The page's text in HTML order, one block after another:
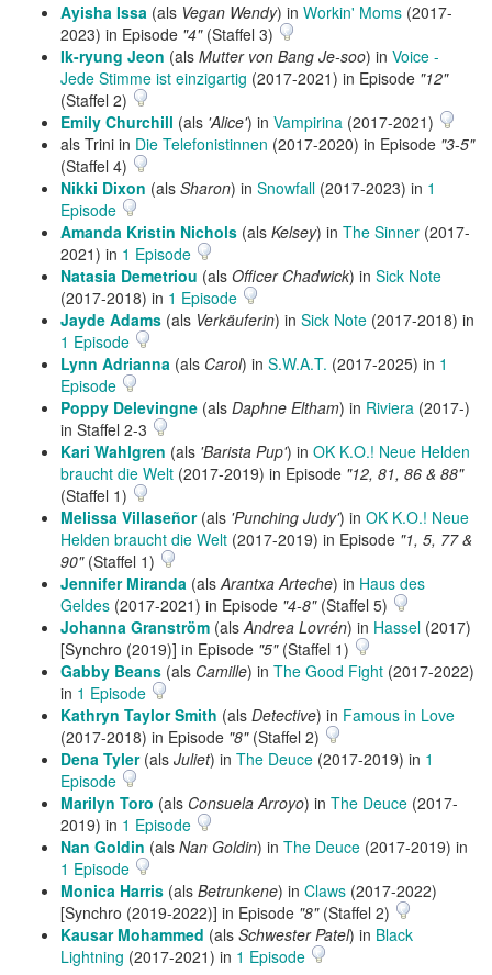
Ayisha Issa (als Vegan Wendy) in Workin' Moms (2017-
2023) in Episode "4"(Staffel 3)
Ik-ryung Jeon (als Mutter von Bang Je-soo) in Voice -
Jede Stimme ist einzigartig (2017-2021) in Episode "12"
(Staffel 2)
Emily Churchill (als 'Alice') in Vampirina (2017-2021)
als Trini in Die Telefonistinnen (2017-2020) in Episode "3-5"
(Staffel 4)
Nikki Dixon (als Sharon) in Snowfall (2017-2023) in 1
Episode
Amanda Kristin Nichols (als Kelsey) in The Sinner (2017-
2021) in 1 Episode
Natasia Demetriou (als Officer Chadwick) in Sick Note
(2017-2018) in 1 Episode
Jayde Adams (als Verkäuferin) in Sick Note (2017-2018) in
1 Episode
Lynn Adrianna (als Carol) in S.W.A.T. (2017-2025) in 1
Episode
Poppy Delevingne (als Daphne Eltham) in Riviera (2017-)
in Staffel 2-3
Kari Wahlgren (als 'Barista Pup') in OK K.O.! Neue Helden
braucht die Welt (2017-2019) in Episode "12, 81, 86 & 88"
(Staffel 1)
Melissa Villaseñor(als 'Punching Judy') in OK K.O.! Neue
Helden braucht die Welt (2017-2019) in Episode "1, 5, 77 &
90"(Staffel 1)
Jennifer Miranda (alsArantxa Arteche) in Haus des
Geldes (2017-2021) in Episode "4-8"(Staffel 5)
Johanna Granström (alsAndrea Lovrén) in Hassel (2017)
[Synchro (2019)] in Episode "5"(Staffel 1)
Gabby Beans (als Camille) in The Good Fight (2017-2022)
in 1 Episode
Kathryn Taylor Smith (als Detective) in Famous in Love
(2017-2018) in Episode "8"(Staffel 2)
Dena Tyler(als Juliet) in The Deuce (2017-2019) in 1
Episode
Marilyn Toro (als Consuela Arroyo) in The Deuce (2017-
2019) in 1 Episode
Nan Goldin (als Nan Goldin) in The Deuce (2017-2019) in
1 Episode
Monica Harris (als Betrunkene) in Claws (2017-2022)
[Synchro (2019-2022)] in Episode "8"(Staffel 2)
Kausar Mohammed (als Schwester Patel) in Black
Lightning (2017-2021) in 1 Episode